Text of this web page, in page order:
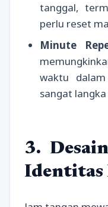
tanggal,
perlu reset
Minute
waktu
sangat
3.
Identitas